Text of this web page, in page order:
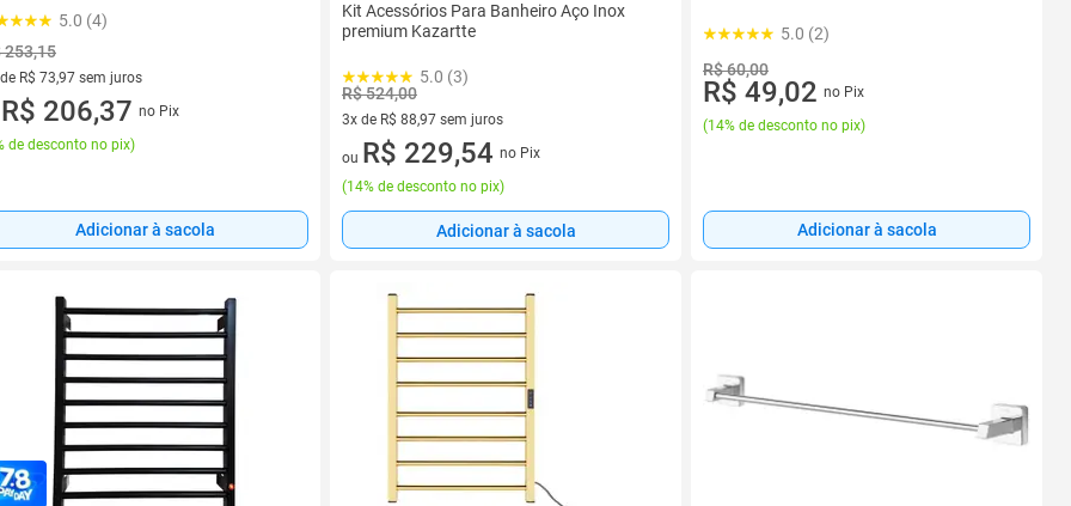
5.0 (4)
253,15
R$ 73,97 sem juros
de R$ 73,97 sem juros
R$ 206,37 no Pix
de desconto no pix)
Adicionar à sacola
Kit Acessórios Para Banheiro Aço Inox
premium Kazartte
5.0 (3)
R$ 524,00
3x de R$ 88,97 sem juros
3 vez de R$ 88,97 sem juros
ou R$ 229,54 no Pix
(14% de desconto no pix)
Adicionar à sacola
5.0 (2)
R$ 60,00
R$ 49,02 no Pix
(14% de desconto no pix)
Adicionar à sacola